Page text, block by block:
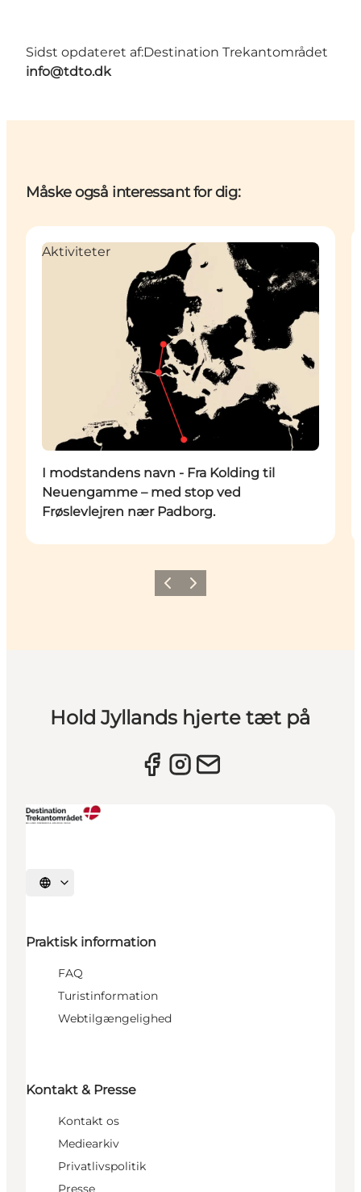
Sidst opdateret af:Destination Trekantområdet
info@tdto.dk
Måske også interessant for dig:
Aktiviteter
I modstandens navn - Fra Kolding til
Neuengamme – med stop ved
Frøslevlejren nær Padborg.
Forrige billede
Næste billede
Hold Jyllands hjerte tæt på
Vælg sprog
Praktisk information
FAQ
Turistinformation
Webtilgængelighed
Kontakt & Presse
Kontakt os
Mediearkiv
Privatlivspolitik
Presse